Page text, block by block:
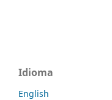
Idioma
English